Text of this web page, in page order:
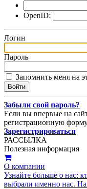
OpenID:
Логин
Пароль
Запомнить меня на
Забыли свой пароль?
Если вы впервые на
регистрационную
Зарегистрироваться
РАССЫЛКА
Полезная информация
О компании
Узнайте больше о нас:
выбрали именно нас.